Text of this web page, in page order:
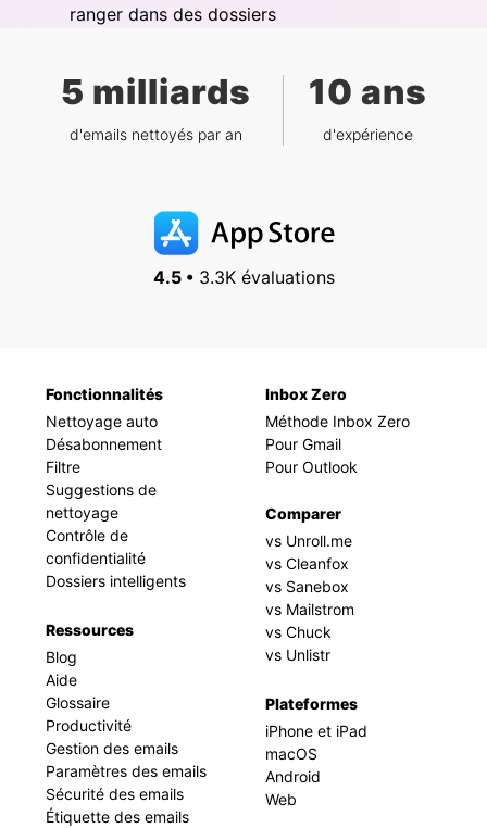
ranger dans des dossiers
5 milliards
d'emails nettoyés par an
10 ans
d'expérience
4.5 •3.3K évaluations
Fonctionnalités
Nettoyage auto
Désabonnement
Filtre
Suggestions de
nettoyage
Contrôle de
confidentialité
Dossiers intelligents
Ressources
Blog
Aide
Glossaire
Productivité
Gestion des emails
Paramètres des emails
Sécurité des emails
Étiquette des emails
Inbox Zero
Méthode Inbox Zero
Pour Gmail
Pour Outlook
Comparer
vs Unroll.me
vs Cleanfox
vs Sanebox
vs Mailstrom
vs Chuck
vs Unlistr
Plateformes
iPhone et iPad
macOS
Android
Web